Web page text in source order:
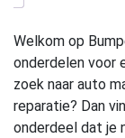
Welkom op
onderdelen voor
zoek naar auto
reparatie? Dan
onderdeel dat je